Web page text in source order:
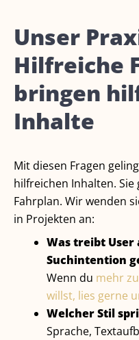
Unser
Hilfreiche
bringen
Inhalte
Mit diesen Fragen
hilfreichen Inhalten.
Fahrplan. Wir wenden
in Projekten an:
Was treibt
Suchintention
Wenn du mehr
willst, lies gerne
Welcher Stil
Sprache,